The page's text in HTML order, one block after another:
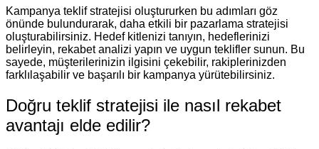
Kampanya teklif stratejisi oluştururken bu adımları göz
önünde bulundurarak, daha etkili bir pazarlama stratejisi
oluşturabilirsiniz. Hedef kitlenizi tanıyın, hedeflerinizi
belirleyin, rekabet analizi yapın ve uygun teklifler sunun. Bu
sayede, müşterilerinizin ilgisini çekebilir, rakiplerinizden
farklılaşabilir ve başarılı bir kampanya yürütebilirsiniz.
Doğru teklif stratejisi ile nasıl rekabet
avantajı elde edilir?